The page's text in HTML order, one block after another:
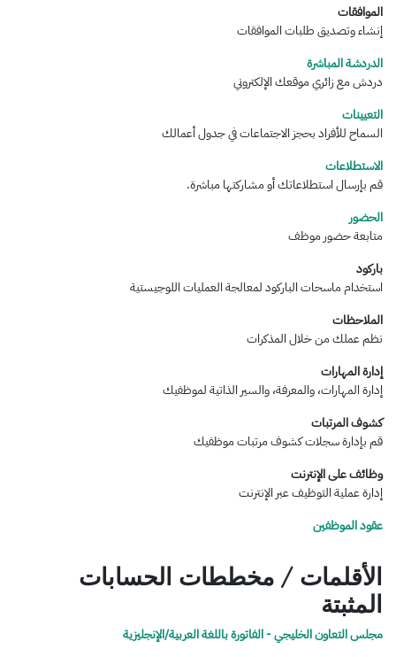
الموافقات
إنشاء وتصديق طلبات الموافقات
الدردشة المباشرة
دردش مع زائري موقعك الإلكتروني
التعيينات
السماح للأفراد بحجز الاجتماعات في جدول أعمالك
الاستطلاعات
قم بإرسال استطلاعاتك أو مشاركتها مباشرة.
الحضور
متابعة حضور موظف
باركود
استخدام ماسحات الباركود لمعالجة العمليات اللوجيستية
الملاحظات
نظم عملك من خلال المذكرات
إدارة المهارات
إدارة المهارات، والمعرفة، والسير الذاتية لموظفيك
كشوف المرتبات
قم بإدارة سجلات كشوف مرتبات موظفيك
وظائف على الإنترنت
إدارة عملية التوظيف عبر الإنترنت
عقود الموظفين
الأقلمات / مخططات الحسابات
المثبتة
مجلس التعاون الخليجي - الفاتورة باللغة العربية/الإنجليزية